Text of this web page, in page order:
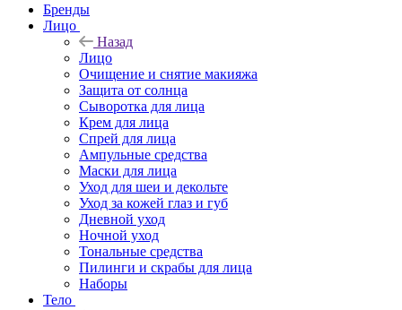
Бренды
Лицо
Назад
Лицо
Очищение и снятие макияжа
Защита от солнца
Сыворотка для лица
Крем для лица
Спрей для лица
Ампульные средства
Маски для лица
Уход для шеи и декольте
Уход за кожей глаз и губ
Дневной уход
Ночной уход
Тональные средства
Пилинги и скрабы для лица
Наборы
Тело